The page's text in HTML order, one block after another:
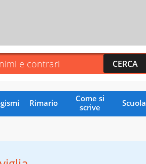
Rimario
Come si
scrive
Scuola